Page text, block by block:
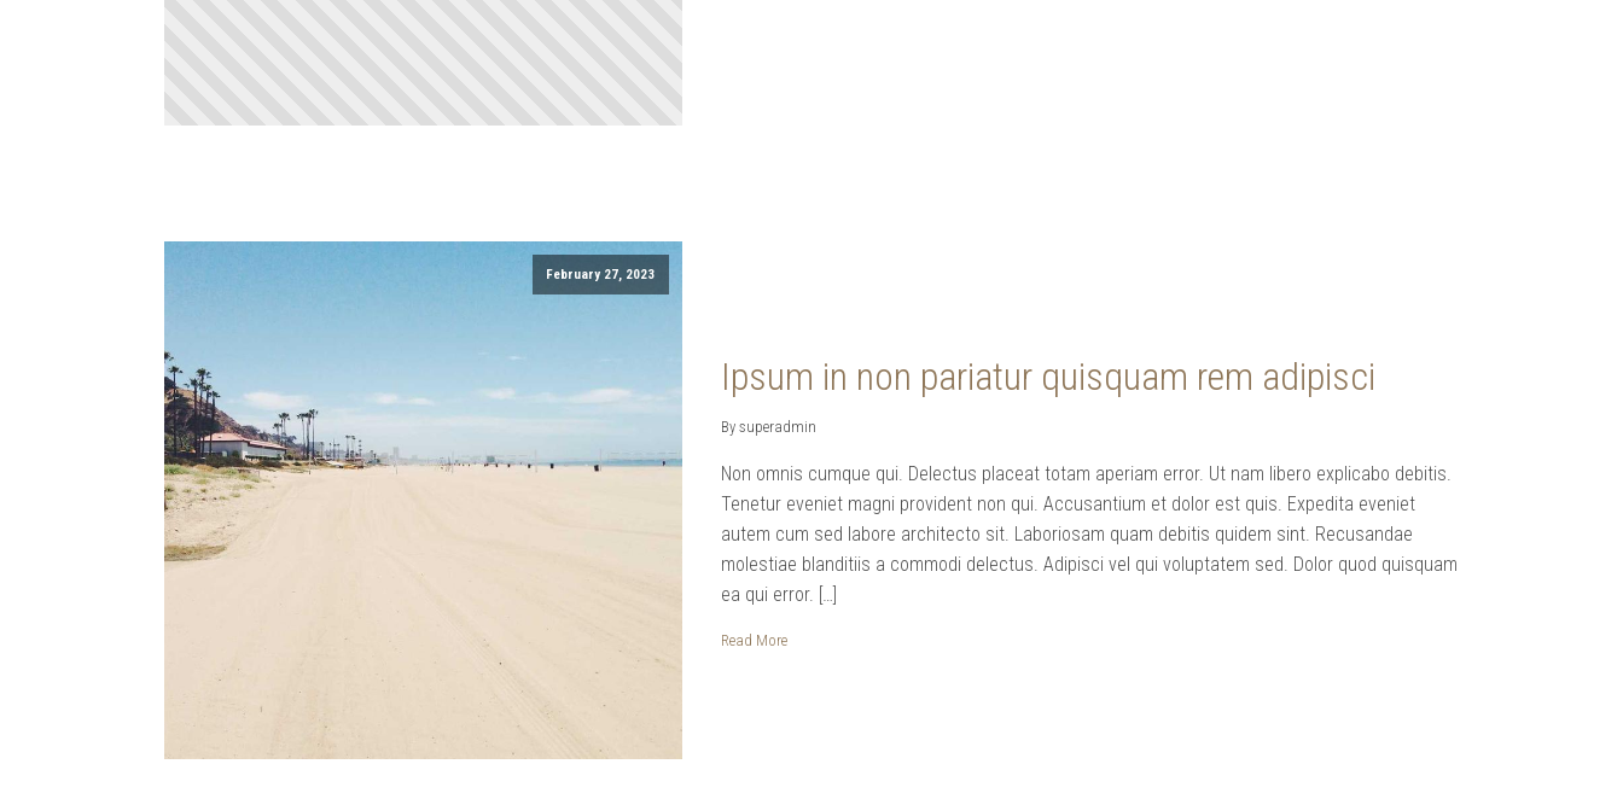
February 27, 2023
Ipsum in non pariatur quisquam rem adipisci
By superadmin
Non omnis cumque qui. Delectus placeat totam aperiam error. Ut nam libero explicabo debitis.
Tenetur eveniet magni provident non qui. Accusantium et dolor est quis. Expedita eveniet
autem cum sed labore architecto sit. Laboriosam quam debitis quidem sint. Recusandae
molestiae blanditiis a commodi delectus. Adipisci vel qui voluptatem sed. Dolor quod quisquam
ea qui error. […]
Read More